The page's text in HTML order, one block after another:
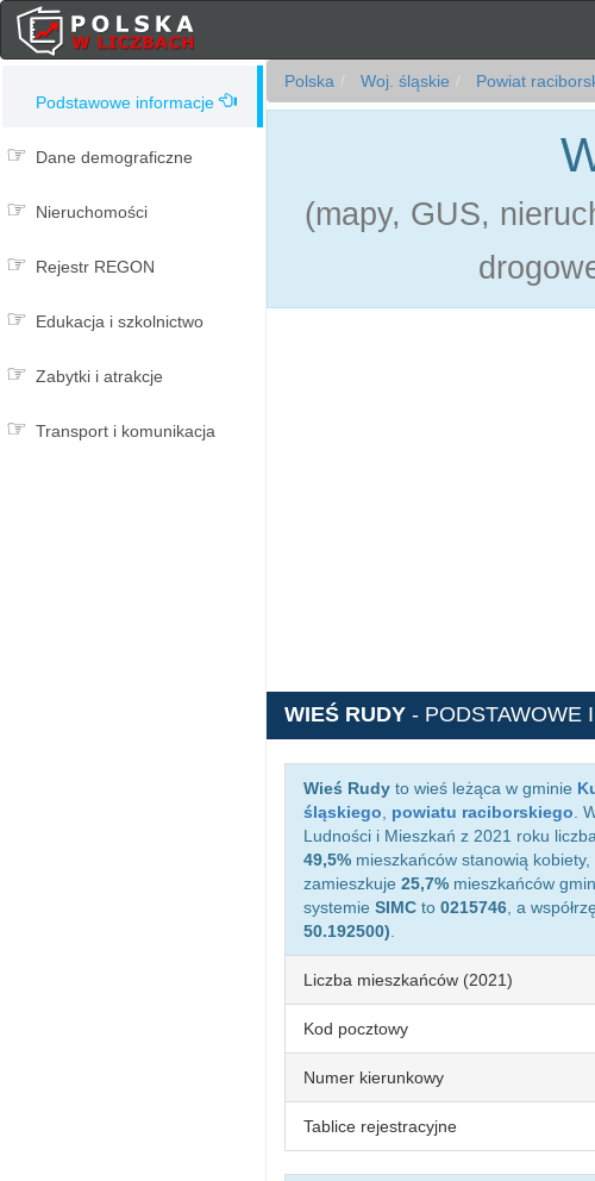
Podstawowe informacje
Dane demograficzne
Nieruchomości
Rejestr REGON
Edukacja i szkolnictwo
Zabytki i atrakcje
Transport i komunikacja
Polska Woj. śląskie Powiat
(mapy, GUS,
WIEŚ RUDY - PODSTAWOWE
Wieś Rudy to wieś leżąca w gminie
śląskiego
powiatu raciborskiego .
Ludności i Mieszkań z 2021 roku
49,5% mieszkańców stanowią kobiety,
zamieszkuje 25,7% mieszkańców
systemie SIMC to 0215746 , a
50.192500)
Liczba mieszkańców (2021)
Kod pocztowy
Numer kierunkowy
Tablice rejestracyjne